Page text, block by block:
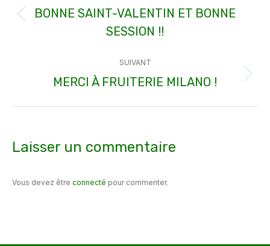
article
Article
précédent
BONNE SAINT-VALENTIN ET BONNE
SESSION !!
SUIVANT
Article
MERCI À FRUITERIE MILANO !
Laisser un commentaire
Vous devez être connecté pour commenter.